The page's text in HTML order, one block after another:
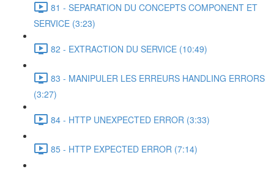
81 - SEPARATION DU CONCEPTS COMPONENT ET
SERVICE (3:23)
82 - EXTRACTION DU SERVICE (10:49)
83 - MANIPULER LES ERREURS HANDLING ERRORS
(3:27)
84 - HTTP UNEXPECTED ERROR (3:33)
85 - HTTP EXPECTED ERROR (7:14)